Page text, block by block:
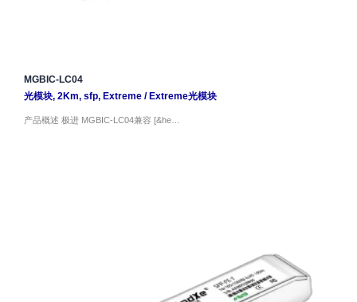
MGBIC-LC04
光模块, 2Km, sfp, Extreme/ Extreme光模块
产品概述 极进 MGBIC-LC04兼容 [&he…